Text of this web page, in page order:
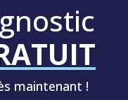
maintenant !